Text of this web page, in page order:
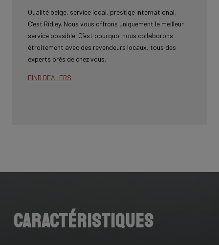
Qualité belge, service local, prestige international.
C’est Ridley. Nous vous offrons uniquement le meilleur
service possible. C’est pourquoi nous collaborons
étroitement avec des revendeurs locaux, tous des
experts près de chez vous.
FIND DEALERS
Caractéristiques